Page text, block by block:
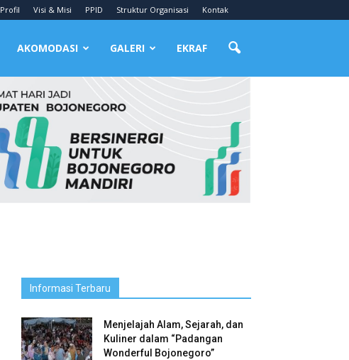
Profil Visi & Misi PPID Struktur Organisasi Kontak
AKOMODASI GALERI EKRAF
Informasi Terbaru
Menjelajah Alam, Sejarah, dan
Kuliner dalam “Padangan
Wonderful Bojonegoro”